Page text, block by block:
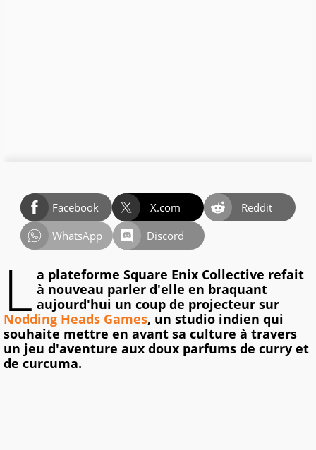
Facebook X.com
Reddit
WhatsApp
Discord
L a plateforme Square Enix Collective refait
à nouveau parler d'elle en braquant
aujourd'hui un coup de projecteur sur
Nodding Heads Games, un studio indien qui
souhaite mettre en avant sa culture à travers
un jeu d'aventure aux doux parfums de curry et
de curcuma.